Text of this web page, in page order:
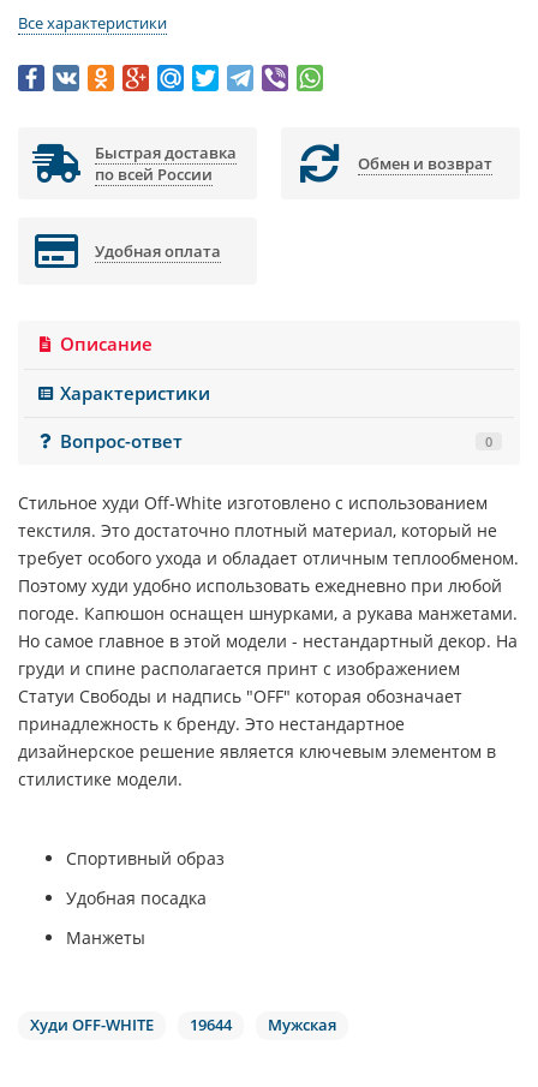
Все характеристики
Быстрая доставка
по всей России
Обмен и возврат
Удобная оплата
Описание
Характеристики
Вопрос-ответ
0
Стильное худи Off-White изготовлено с использованием
текстиля. Это достаточно плотный материал, который не
требует особого ухода и обладает отличным теплообменом.
Поэтому худи удобно использовать ежедневно при любой
погоде. Капюшон оснащен шнурками, а рукава манжетами.
Но самое главное в этой модели - нестандартный декор. На
груди и спине располагается принт с изображением
Статуи Свободы и надпись "OFF" которая обозначает
принадлежность к бренду. Это нестандартное
дизайнерское решение является ключевым элементом в
стилистике модели.
Спортивный образ
Удобная посадка
Манжеты
Худи OFF-WHITE 19644 Мужская